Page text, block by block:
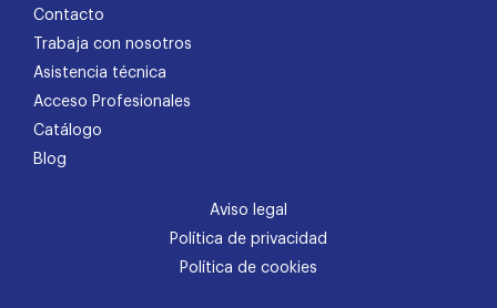
Contacto
Trabaja con nosotros
Asistencia técnica
Acceso Profesionales
Catálogo
Blog
Aviso legal
Política de privacidad
Política de cookies